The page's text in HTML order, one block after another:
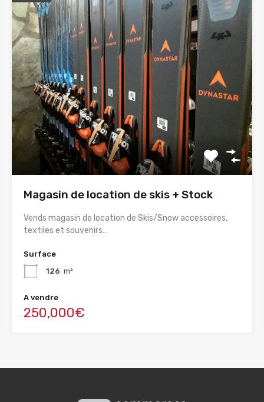
Magasin de location de skis + Stock
Vends magasin de location de Skis/Snow accessoires,
textiles et souvenirs…
Surface
126 m²
A vendre
250,000€